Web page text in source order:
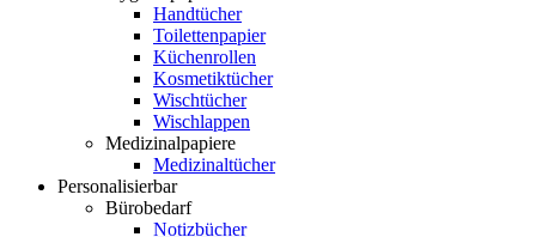
Handtücher
Toilettenpapier
Küchenrollen
Kosmetiktücher
Wischtücher
Wischlappen
Medizinalpapiere
Medizinaltücher
Personalisierbar
Bürobedarf
Notizbücher